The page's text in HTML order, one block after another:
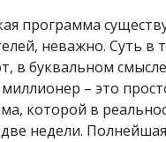
программа
неважно. Суть
в буквальном
– это
которой в
недели.